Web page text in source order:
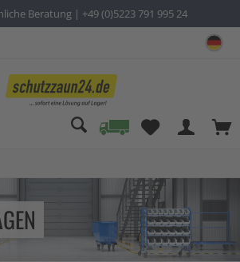
Beratung | +49 (0)5223 791 995 24